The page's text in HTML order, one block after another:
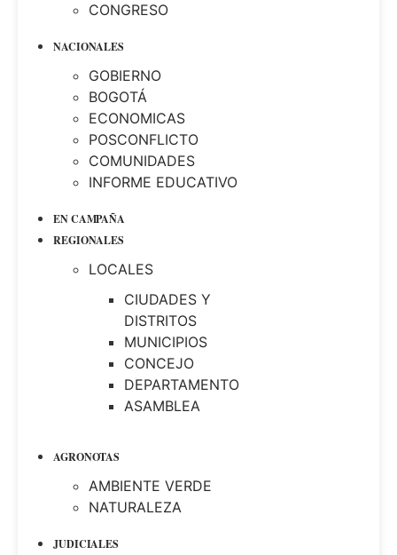
CONGRESO
NACIONALES
GOBIERNO
BOGOTÁ
ECONOMICAS
POSCONFLICTO
COMUNIDADES
INFORME EDUCATIVO
EN CAMPAÑA
REGIONALES
LOCALES
CIUDADES Y
DISTRITOS
MUNICIPIOS
CONCEJO
DEPARTAMENTO
ASAMBLEA
AGRONOTAS
AMBIENTE VERDE
NATURALEZA
JUDICIALES